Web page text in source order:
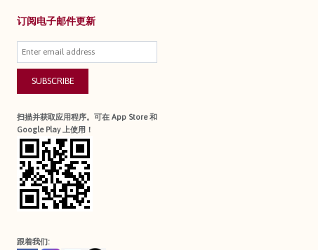
订阅电子邮件更新
SUBSCRIBE
扫描并获取应用程序。可在 App Store 和
Google Play 上使用！
跟着我们: